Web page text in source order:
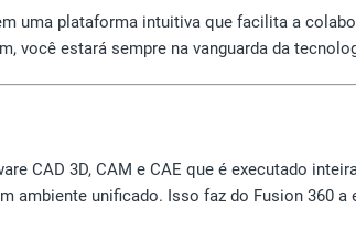
uma plataforma intuitiva que facilita a
você estará sempre na vanguarda da
CAD 3D, CAM e CAE que é executado
ambiente unificado. Isso faz do Fusion 360